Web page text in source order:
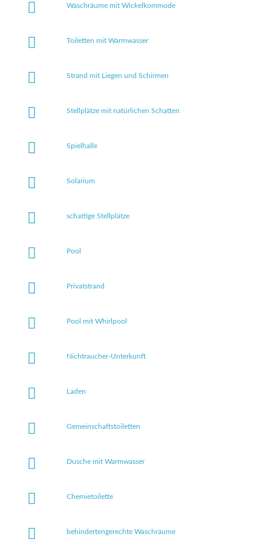
Waschräume mit Wickelkommode
Toiletten mit Warmwasser
Strand mit Liegen und Schirmen
Stellplätze mit natürlichen Schatten
Spielhalle
Solarium
schattige Stellplätze
Pool
Privatstrand
Pool mit Whirlpool
Nichtraucher-Unterkunft
Laden
Gemeinschaftstoiletten
Dusche mit Warmwasser
Chemietoilette
behindertengerechte Waschräume